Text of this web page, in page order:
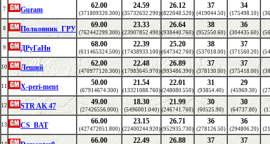
7 Guram 62.00
(371809320.300)
24.59
(35732632.290)
26.12
(822048.520)
37
(419044.50)
34
(175498.10)
8 Полковник_ГРУ 69.00
(762442299.300)
23.33
(23907852.490)
26.64
(938440.760)
38
(952550.60)
36
(304435.60)
9 ДРуГаНн 68.00
(611465324.500)
22.39
(17438933.100)
25.20
(647342.760)
38
(537018.00)
37
(371560.20)
10 Леший 62.00
(470977120.300)
22.48
(17983645.970)
26.89
(993486.390)
37
(378130.00)
37
(375418.00)
11 X-peri-ment 50.00
(67914674.300)
21.54
(13321088.760)
22.01
(248080.550)
31
(93854.40)
29
(45969.30)
12 STR AK 47 49.00
(27426556.000)
18.30
(5496001.040)
21.99
(246741.760)
30
(60525.90)
30
(64737.80)
13 CS_BAT 66.00
(427472051.800)
23.15
(22400244.920)
26.71
(952935.730)
36
(278126.50)
36
(294806.20)
66.00 22.49 26.88 37 37